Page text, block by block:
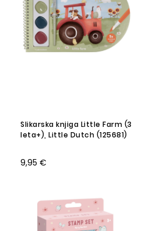
Slikarska knjiga Little Farm (3
leta+), Little Dutch (125681)
9,95 €